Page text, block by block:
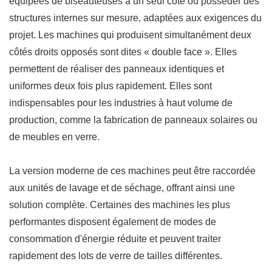
structures internes sur mesure, adaptées aux exigences du
projet. Les machines qui produisent simultanément deux
côtés droits opposés sont dites « double face ». Elles
permettent de réaliser des panneaux identiques et
uniformes deux fois plus rapidement. Elles sont
indispensables pour les industries à haut volume de
production, comme la fabrication de panneaux solaires ou
de meubles en verre.
La version moderne de ces machines peut être raccordée
aux unités de lavage et de séchage, offrant ainsi une
solution complète. Certaines des machines les plus
performantes disposent également de modes de
consommation d'énergie réduite et peuvent traiter
rapidement des lots de verre de tailles différentes.